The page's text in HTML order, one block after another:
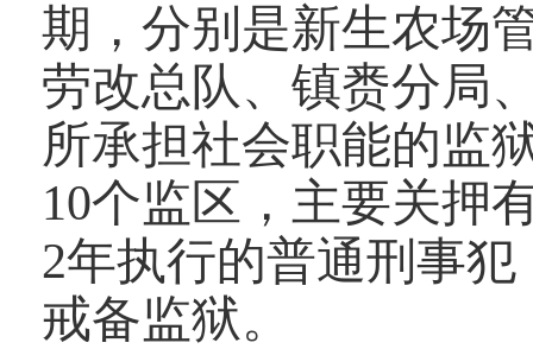
期，分别是新生农场
劳改总队、镇赉分局
所承担社会职能的监
10个监区，主要关押
2年执行的普通刑事犯
戒备监狱。